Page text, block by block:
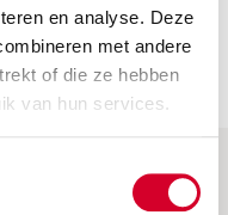
en analyse. Deze
met andere
of die ze hebben
van hun services.
het ophalen van de
terug als je de auto